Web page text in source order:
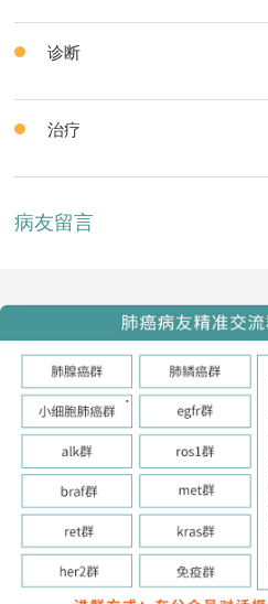
诊断
治疗
病友留言